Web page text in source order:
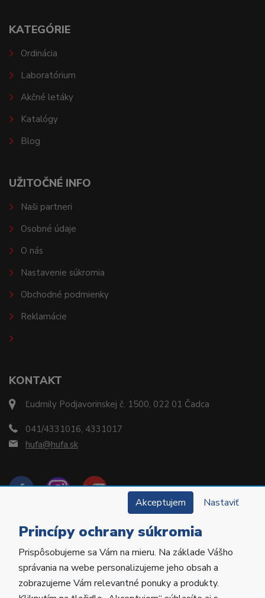
KONTAKT
Ľudmily Podjavorinskej č. 1500, 022 01 Čadca
041/4331016, 4331017
hufa@hufa.sk
KATEGÓRIE
Ordinácia
Laboratórium
Akčné letáky
Katalógy
Blog
UŽITOČNÉ INFO
Naši partneri
Osobné údaje
O nás
Nastavenie súkromia
Obchodné podmienky
Reklamácie
Copyright © 2022 Hu-Fa Dental a.s. Všetky práva
vyhradené.
Akceptujem Nastaviť
Princípy ochrany súkromia
Prispôsobujeme sa Vám na mieru. Na základe Vášho
správania na webe personalizujeme jeho obsah a
zobrazujeme Vám relevantné ponuky a produkty.